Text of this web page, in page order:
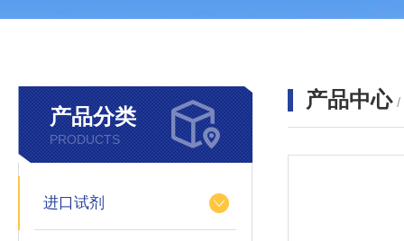
产品分类
PRODUCTS
进口试剂
产品中心 /